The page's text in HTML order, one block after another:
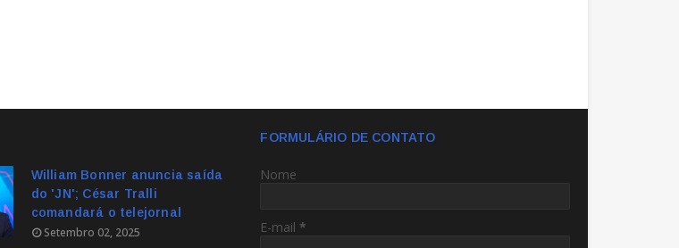
William Bonner anuncia saída
do 'JN'; César Tralli
comandará o telejornal
Setembro 02, 2025
FORMULÁRIO DE CONTATO
Nome
E-mail *